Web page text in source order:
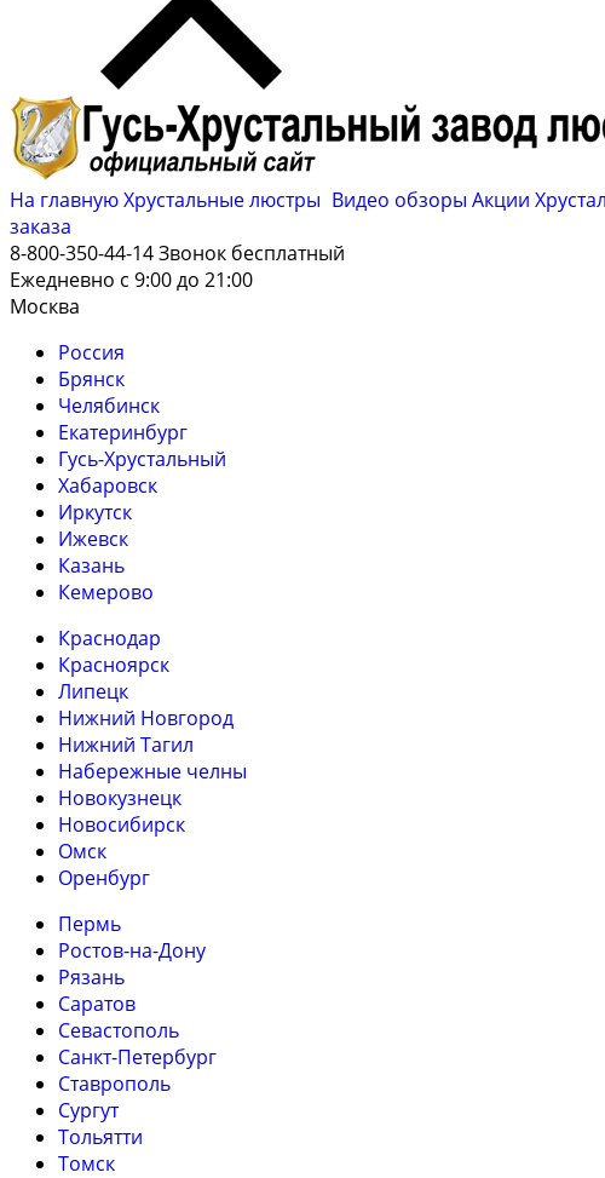
На главнуюХрустальные люстры Видео обзоры Акции
заказа
8-800-350-44-14Звонок бесплатный
Ежедневно с 9:00 до 21:00
Москва
Россия
Брянск
Челябинск
Екатеринбург
Гусь-Хрустальный
Хабаровск
Иркутск
Ижевск
Казань
Кемерово
Краснодар
Красноярск
Липецк
Нижний Новгород
Нижний Тагил
Набережные челны
Новокузнецк
Новосибирск
Омск
Оренбург
Пермь
Ростов-на-Дону
Рязань
Саратов
Севастополь
Санкт-Петербург
Ставрополь
Сургут
Тольятти
Томск